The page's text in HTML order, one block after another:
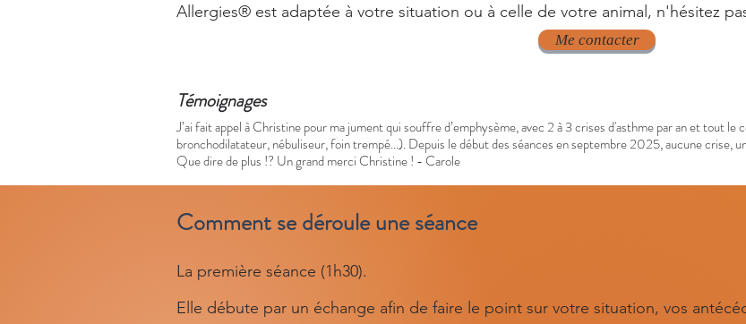
Allergies® est adaptée à votre situation ou à celle de votre animal, n'hésitez
Me contacter
Témoignages
J’ai fait appel à Christine pour ma jument qui souffre d’emphysème, avec 2 à 3 crises d'asthme par an et tout
bronchodilatateur, nébuliseur, foin trempé...). Depuis le début des séances en septembre 2025, aucune crise,
Que dire de plus !? Un grand merci Christine !​ - Carole
Comment se déroule une séance
La première séance (1h30).
Elle débute par un échange afin de faire le point sur votre situation, vos